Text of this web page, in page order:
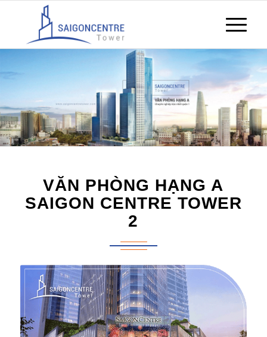
VĂN PHÒNG HẠNG A
SAIGON CENTRE TOWER
2